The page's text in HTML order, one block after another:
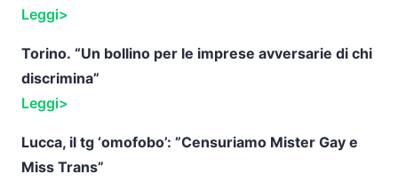
Leggi>
Torino. “Un bollino per le imprese avversarie di chi
discrimina”
Leggi>
Lucca, il tg ‘omofobo’: ”Censuriamo Mister Gay e
Miss Trans”